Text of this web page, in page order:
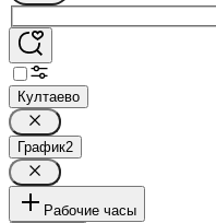
Култаево
График2
Рабочие часы